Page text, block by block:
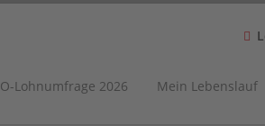
Lohnumfrage 2026 Mein Lebenslauf